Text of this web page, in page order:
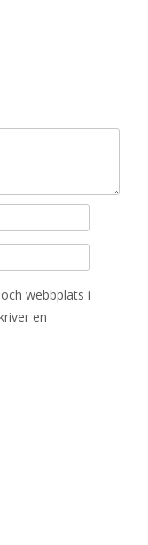
webbplats i
en